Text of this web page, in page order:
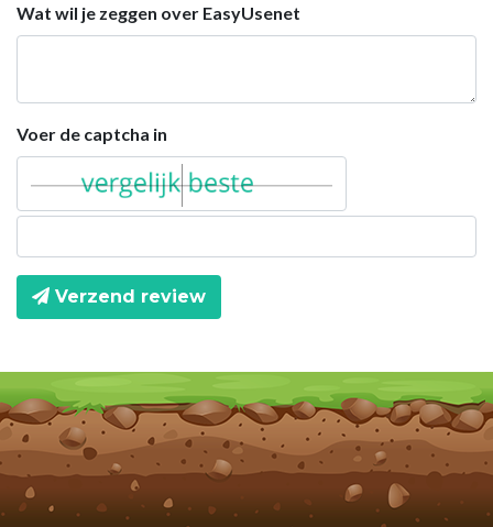
Wat wil je zeggen over EasyUsenet
Voer de captcha in
Verzend review